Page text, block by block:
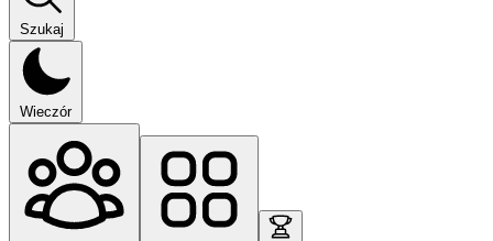
Szukaj
Wieczór